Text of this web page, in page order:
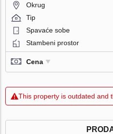
Okrug
Tip
Spavaće sobe
Stambeni prostor
Cena
This property is outdated and